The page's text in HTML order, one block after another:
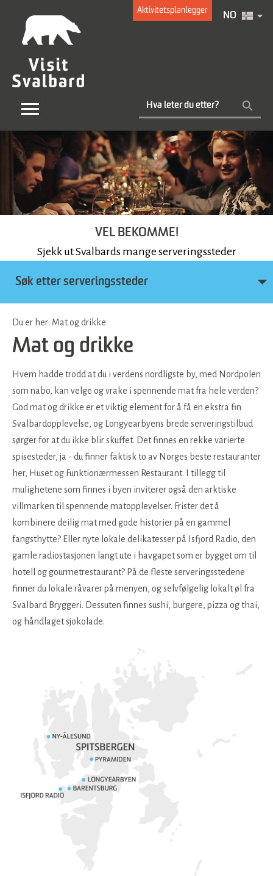
Aktivitetsplanlegger
NO
VEL BEKOMME!
Sjekk ut Svalbards mange serveringssteder
Søk etter serveringssteder
Du er her: Mat og drikke
Mat og drikke
Hvem hadde trodd at du i verdens nordligste by, med Nordpolen
som nabo, kan velge og vrake i spennende mat fra hele verden?
God mat og drikke er et viktig element for å få en ekstra fin
Svalbardopplevelse, og Longyearbyens brede serveringstilbud
sørger for at du ikke blir skuffet. Det finnes en rekke varierte
spisesteder, ja - du finner faktisk to av Norges beste restauranter
her, Huset og Funktionærmessen Restaurant. I tillegg til
mulighetene som finnes i byen inviterer også den arktiske
villmarken til spennende matopplevelser. Frister det å
kombinere deilig mat med gode historier på en gammel
fangsthytte? Eller nyte lokale delikatesser på Isfjord Radio, den
gamle radiostasjonen langt ute i havgapet som er bygget om til
hotell og gourmetrestaurant? På de fleste serveringsstedene
finner du lokale råvarer på menyen, og selvfølgelig lokalt øl fra
Svalbard Bryggeri. Dessuten finnes sushi, burgere, pizza og thai,
og håndlaget sjokolade.